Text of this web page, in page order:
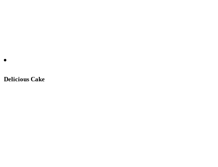
Delicious Cake